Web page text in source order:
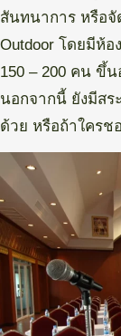
สันทนาการ หรือจั
Outdoor โดยมีห้
150 – 200 คน ขึ้
นอกจากนี้ ยังมีสร
ด้วย หรือถ้าใครช